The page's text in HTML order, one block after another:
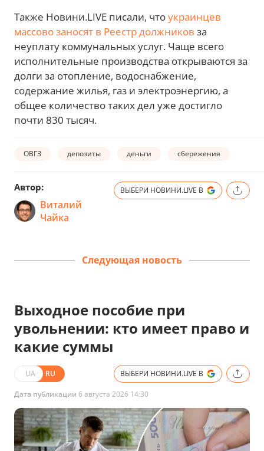
Также Новини.LIVE писали, чтоукраинцев
массово заносят в Реестр должников за
неуплату коммунальных услуг. Чаще всего
исполнительные производства открываются за
долги за отопление, водоснабжение,
содержание жилья, газ и электроэнергию, а
общее количество таких дел уже достигло
почти 830 тысяч.
ОВГЗ депозиты деньги сбережения
Автор:
Виталий
Чайка
ВЫБЕРИ НОВИНИ.LIVE В
Следующая новость
Выходное пособие при
увольнении: кто имеет право и
какие суммы
UA RU ВЫБЕРИ НОВИНИ.LIVE В
Дата публикации 6 августа 2026 14:30